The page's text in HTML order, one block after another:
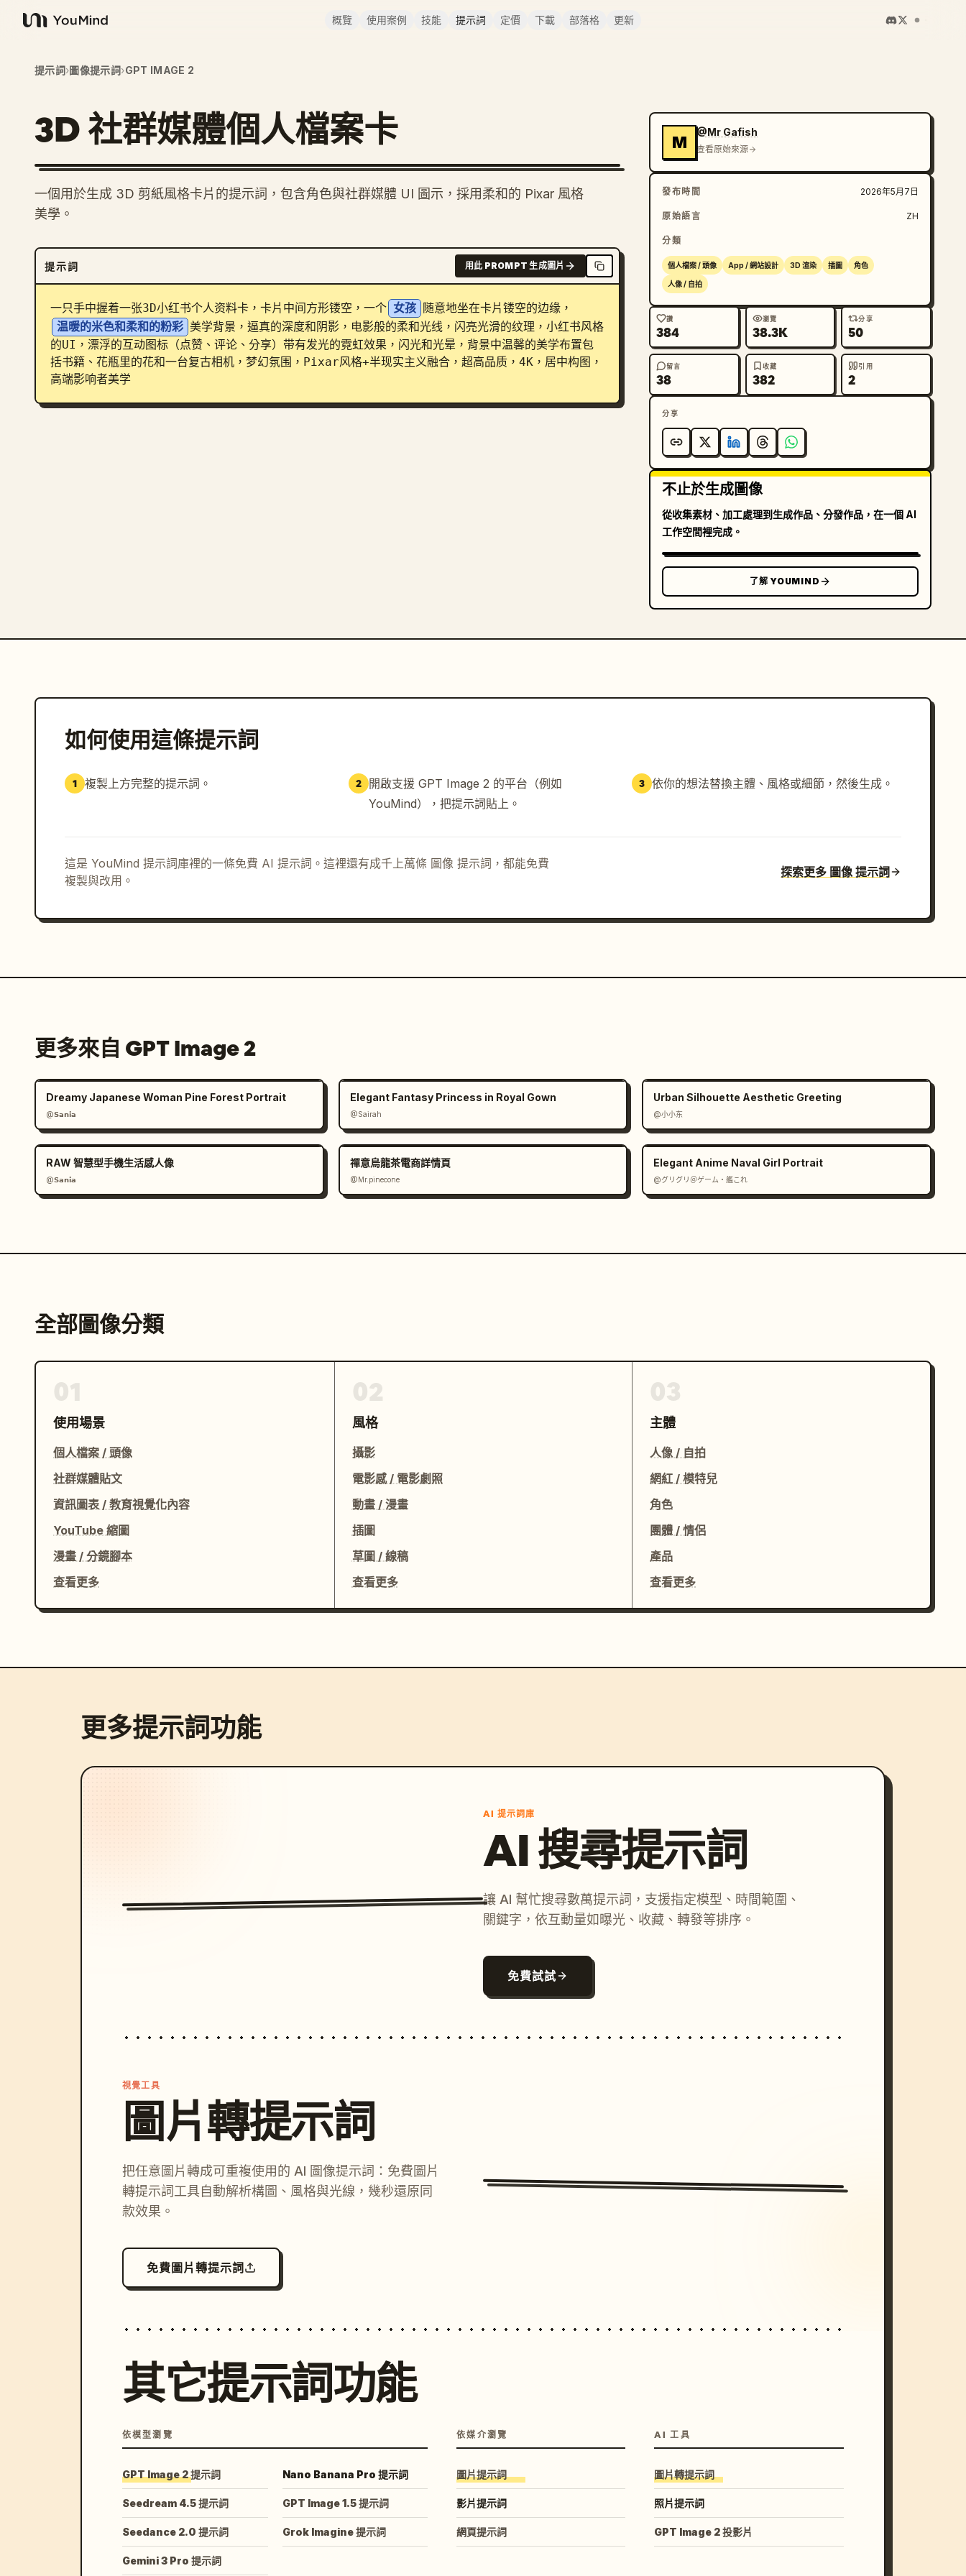
YouMind
概覽 使用案例 技能 提示詞 定價 下載 部落格 更新
提示詞›圖像提示詞›GPT IMAGE 2
3D 社群媒體個人檔案卡
一個用於生成 3D 剪紙風格卡片的提示詞，包含角色與社群媒體 UI 圖示，採用柔和的 Pixar 風格
美學。
提示詞 用此 PROMPT 生成圖片
一只手中握着一张3D小红书个人资料卡，卡片中间方形镂空，一个 女孩 随意地坐在卡片镂空的边缘，
温暖的米色和柔和的粉彩 美学背景，逼真的深度和阴影，电影般的柔和光线，闪亮光滑的纹理，小红书风格
的UI，漂浮的互动图标（点赞、评论、分享）带有发光的霓虹效果，闪光和光晕，背景中温馨的美学布置包
括书籍、花瓶里的花和一台复古相机，梦幻氛围，Pixar风格+半现实主义融合，超高品质，4K，居中构图，
高端影响者美学
M
@Mr Gafish
查看原始來源
發布時間 2026年5月7日
原始語言 ZH
分類
個人檔案 / 頭像 App / 網站設計 3D 渲染 插圖 角色
人像 / 自拍
讚
384
瀏覽
38.3K
分享
50
留言
38
收藏
382
引用
2
分享
不止於生成圖像
從收集素材、加工處理到生成作品、分發作品，在一個 AI
工作空間裡完成。
了解 YOUMIND
如何使用這條提示詞
1 複製上方完整的提示詞。 2 開啟支援 GPT Image 2 的平台（例如
YouMind），把提示詞貼上。
3 依你的想法替換主體、風格或細節，然後生成。
這是 YouMind 提示詞庫裡的一條免費 AI 提示詞。這裡還有成千上萬條 圖像 提示詞，都能免費
複製與改用。
探索更多 圖像 提示詞
更多來自 GPT Image 2
Dreamy Japanese Woman Pine Forest Portrait
@𝗦𝗮𝗻𝗶𝗮
Elegant Fantasy Princess in Royal Gown
@Sairah
Urban Silhouette Aesthetic Greeting
@小小东
RAW 智慧型手機生活感人像
@𝗦𝗮𝗻𝗶𝗮
禪意烏龍茶電商詳情頁
@Mr.pinecone
Elegant Anime Naval Girl Portrait
@グリグリ＠ゲーム・艦これ
全部圖像分類
使用場景
個人檔案 / 頭像
社群媒體貼文
資訊圖表 / 教育視覺化內容
YouTube 縮圖
漫畫 / 分鏡腳本
查看更多
風格
攝影
電影感 / 電影劇照
動畫 / 漫畫
插圖
草圖 / 線稿
查看更多
主體
人像 / 自拍
網紅 / 模特兒
角色
團體 / 情侶
產品
查看更多
更多提示詞功能
AI 提示詞庫
AI 搜尋提示詞
讓 AI 幫忙搜尋數萬提示詞，支援指定模型、時間範圍、
關鍵字，依互動量如曝光、收藏、轉發等排序。
免費試試
視覺工具
圖片轉提示詞
把任意圖片轉成可重複使用的 AI 圖像提示詞：免費圖片
轉提示詞工具自動解析構圖、風格與光線，幾秒還原同
款效果。
免費圖片轉提示詞
其它提示詞功能
依模型瀏覽
GPT Image 2 提示詞 Nano Banana Pro 提示詞
Seedream 4.5 提示詞 GPT Image 1.5 提示詞
Seedance 2.0 提示詞 Grok Imagine 提示詞
Gemini 3 Pro 提示詞
依媒介瀏覽
圖片提示詞
影片提示詞
網頁提示詞
AI 工具
圖片轉提示詞
照片提示詞
GPT Image 2 投影片